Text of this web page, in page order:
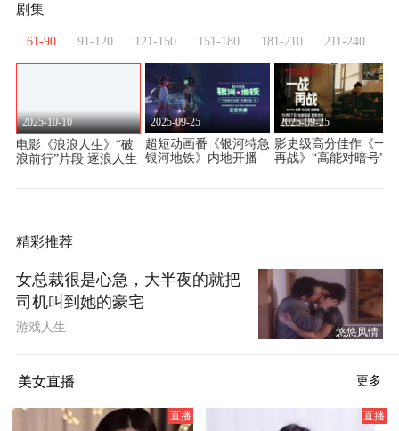
剧集
61-90 91-120 121-150 151-180 181-210 211-240
2025-10-10
电影《浪浪人生》“破
浪前行”片段 逐浪人生
2025-09-25
超短动画番《银河特急
银河地铁》内地开播
2025-09-25
影史级高分佳作《一战
再战》“高能对暗号”片
精彩推荐
女总裁很是心急，大半夜的就把
司机叫到她的豪宅
游戏人生 悠悠风情
美女直播 更多